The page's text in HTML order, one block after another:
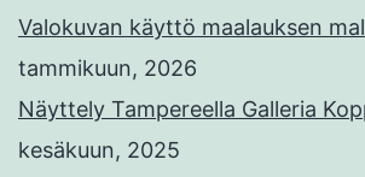
Valokuvan käyttö maalauksen
tammikuun, 2026
Näyttely Tampereella Galleria
kesäkuun, 2025